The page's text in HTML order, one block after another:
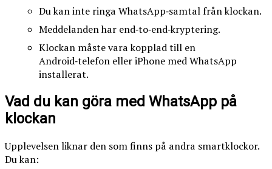
Du kan inte ringa WhatsApp‑samtal från klockan.
Meddelanden har end‑to‑end‑kryptering.
Klockan måste vara kopplad till en
Android‑telefon eller iPhone med WhatsApp
installerat.
Vad du kan göra med WhatsApp på
klockan
Upplevelsen liknar den som finns på andra smartklockor.
Du kan: